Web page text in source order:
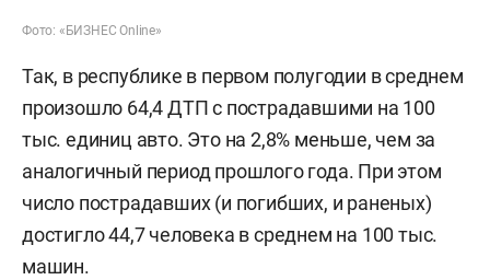
Фото: «БИЗНЕС Online»
Так, в республике в первом полугодии в среднем
произошло 64,4 ДТП с пострадавшими на 100
тыс. единиц авто. Это на 2,8% меньше, чем за
аналогичный период прошлого года. При этом
число пострадавших (и погибших, и раненых)
достигло 44,7 человека в среднем на 100 тыс.
машин.